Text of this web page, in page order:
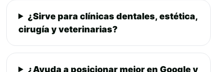
¿Sirve para clínicas dentales, estética,
cirugía y veterinarias?
¿Ayuda a posicionar mejor en Google y